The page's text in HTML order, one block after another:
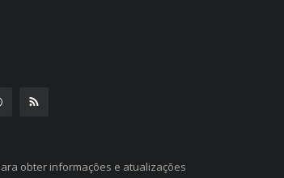
obter informações e atualizações